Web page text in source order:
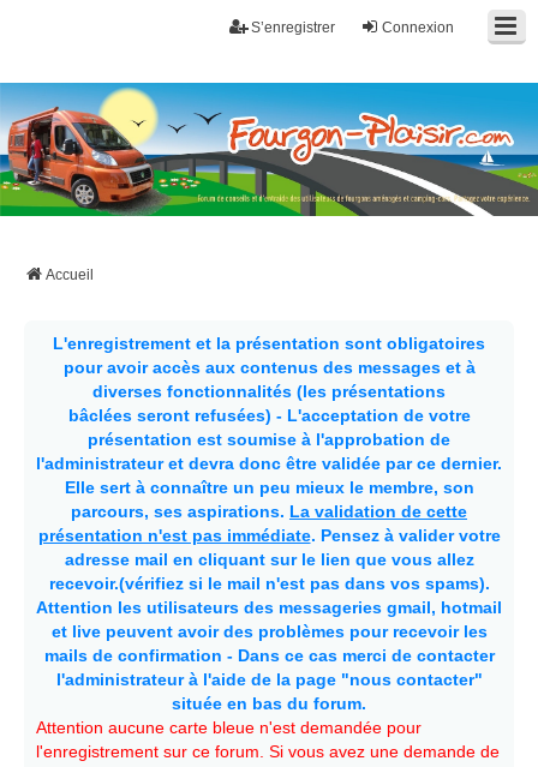
Connexion
S’enregistrer
Fourgon-plaisir.com
Forum de conseils et d'entraide des utilisateurs de fourgons, fourgons
aménagés, vans et de camping-car. Partagez votre expérience.
Accueil
L'enregistrement et la présentation sont obligatoires
pour avoir accès aux contenus des messages et à
diverses fonctionnalités (les présentations
bâclées seront refusées) - L'acceptation de votre
présentation est soumise à l'approbation de
l'administrateur et devra donc être validée par ce dernier.
Elle sert à connaître un peu mieux le membre, son
parcours, ses aspirations. La validation de cette
présentation n'est pas immédiate. Pensez à valider votre
adresse mail en cliquant sur le lien que vous allez
recevoir.(vérifiez si le mail n'est pas dans vos spams).
Attention les utilisateurs des messageries gmail, hotmail
et live peuvent avoir des problèmes pour recevoir les
mails de confirmation - Dans ce cas merci de contacter
l'administrateur à l'aide de la page "nous contacter"
située en bas du forum.
Attention aucune carte bleue n'est demandée pour
l'enregistrement sur ce forum. Si vous avez une demande de